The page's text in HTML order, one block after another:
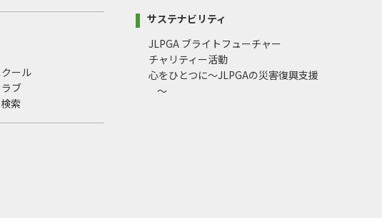
ール
ブ
索
サステナビリティ
JLPGA ブライトフューチャー
チャリティー活動
心をひとつに～JLPGAの災害復興支援
～